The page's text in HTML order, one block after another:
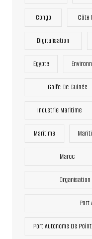
Congo Côte
Digitalisation
Egypte
Golfe De Guinée
Industrie Maritime
Maritime
Maroc
Port
Port Autonome De